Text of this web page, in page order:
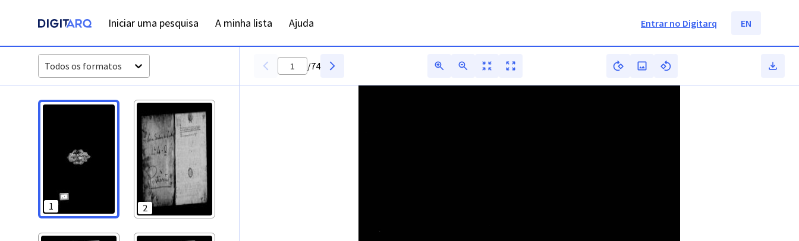
Iniciar uma pesquisa A minha lista Ajuda Entrar no Digitarq EN
Todos os formatos
1 2
/74